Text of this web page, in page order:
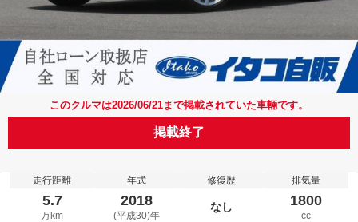
このクルマは2026/06/21まで掲載されていた車輛です。
掲載終了
走行距離
5.7
万km
年式
2018
(平成30)年
修復歴
なし
排気量
1800
cc